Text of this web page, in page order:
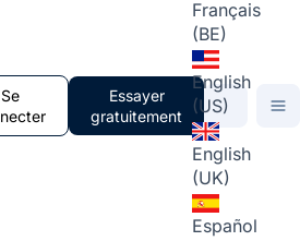
Se
Essayer
gratuitement
Français
(BE)
English
(US)
English
(UK)
Español